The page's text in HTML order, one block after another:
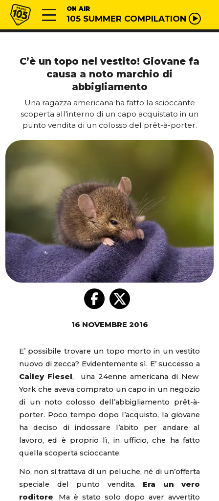
Vai al contenuto
Radio 105 ON AIR
105 SUMMER COMPILATION
C’è un topo nel vestito! Giovane fa
causa a noto marchio di
abbigliamento
Una ragazza americana ha fatto la scioccante
scoperta all'interno di un capo acquistato in un
punto vendita di un colosso del prêt-à-porter.
16 NOVEMBRE 2016
E’ possibile trovare un topo morto in un vestito
nuovo di zecca? Evidentemente sì. E’ successo a
Cailey Fiesel , una 24enne americana di New
York che aveva comprato un capo in un negozio
di un noto colosso dell’abbigliamento prêt-à-
porter. Poco tempo dopo l’acquisto, la giovane
ha deciso di indossare l’abito per andare al
lavoro, ed è proprio lì, in ufficio, che ha fatto
quella scoperta scioccante.
No, non si trattava di un peluche, né di un’offerta
speciale del punto vendita. Era un vero
roditore. Ma è stato solo dopo aver avvertito